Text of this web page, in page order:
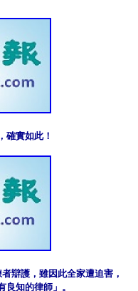
確實如此！
辯護，雖因此全家遭迫害，
知的律師」。